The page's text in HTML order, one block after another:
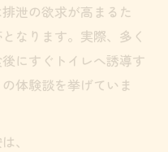
泄の欲求が高まるた
なります。実際、多く
にすぐトイレへ誘導す
体験談を挙げていま
、